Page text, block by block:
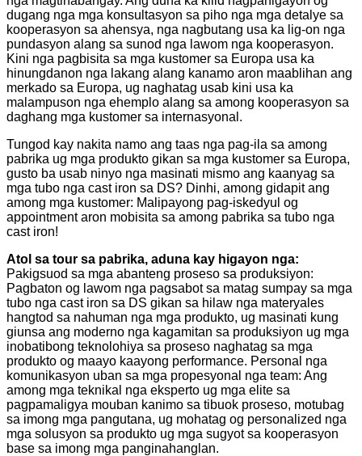
dugang nga mga konsultasyon sa piho nga mga detalye sa
kooperasyon sa ahensya, nga nagbutang usa ka lig-on nga
pundasyon alang sa sunod nga lawom nga kooperasyon.
Kini nga pagbisita sa mga kustomer sa Europa usa ka
hinungdanon nga lakang alang kanamo aron maablihan ang
merkado sa Europa, ug naghatag usab kini usa ka
malampuson nga ehemplo alang sa among kooperasyon sa
daghang mga kustomer sa internasyonal.
Tungod kay nakita namo ang taas nga pag-ila sa among
pabrika ug mga produkto gikan sa mga kustomer sa Europa,
gusto ba usab ninyo nga masinati mismo ang kaanyag sa
mga tubo nga cast iron sa DS? Dinhi, among gidapit ang
among mga kustomer: Malipayong pag-iskedyul og
appointment aron mobisita sa among pabrika sa tubo nga
cast iron!
Atol sa tour sa pabrika, aduna kay higayon nga:
Pakigsuod sa mga abanteng proseso sa produksiyon:
Pagbaton og lawom nga pagsabot sa matag sumpay sa mga
tubo nga cast iron sa DS gikan sa hilaw nga materyales
hangtod sa nahuman nga mga produkto, ug masinati kung
giunsa ang moderno nga kagamitan sa produksiyon ug mga
inobatibong teknolohiya sa proseso naghatag sa mga
produkto og maayo kaayong performance. Personal nga
komunikasyon uban sa mga propesyonal nga team: Ang
among mga teknikal nga eksperto ug mga elite sa
pagpamaligya mouban kanimo sa tibuok proseso, motubag
sa imong mga pangutana, ug mohatag og personalized nga
mga solusyon sa produkto ug mga sugyot sa kooperasyon
base sa imong mga panginahanglan.